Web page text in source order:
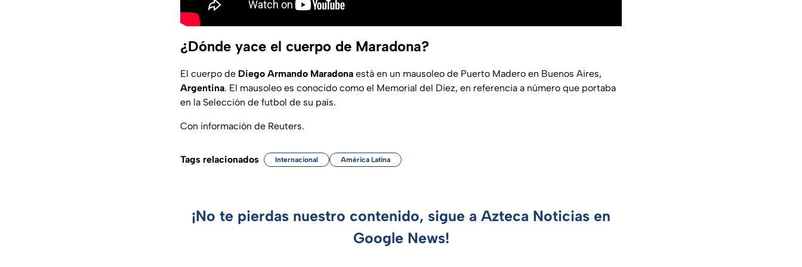
¿Dónde yace el cuerpo de Maradona?
El cuerpo de Diego Armando Maradona está en un mausoleo de Puerto Madero en Buenos Aires,
Argentina. El mausoleo es conocido como el Memorial del Diez, en referencia a número que portaba
en la Selección de futbol de su país.
Con información de Reuters.
Tags relacionados Internacional América Latina
¡No te pierdas nuestro contenido, sigue a Azteca Noticias en
Google News!